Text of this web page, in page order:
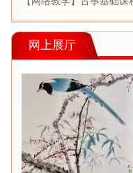
网上展厅